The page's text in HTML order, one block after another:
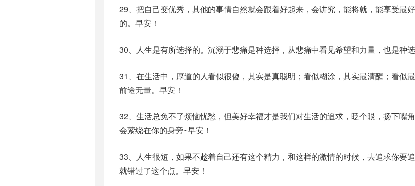
29、把自己变优秀，其他的事情自然就会跟着好起来，会讲究，能将就，能享受最
的。早安！
30、人生是有所选择的。沉溺于悲痛是种选择，从悲痛中看见希望和力量，也是种选
31、在生活中，厚道的人看似很傻，其实是真聪明；看似糊涂，其实最清醒；看似
前途无量。早安！
32、生活总免不了烦恼忧愁，但美好幸福才是我们对生活的追求，眨个眼，扬下嘴
会萦绕在你的身旁~早安！
33、人生很短，如果不趁着自己还有这个精力，和这样的激情的时候，去追求你要
就错过了这个点。早安！